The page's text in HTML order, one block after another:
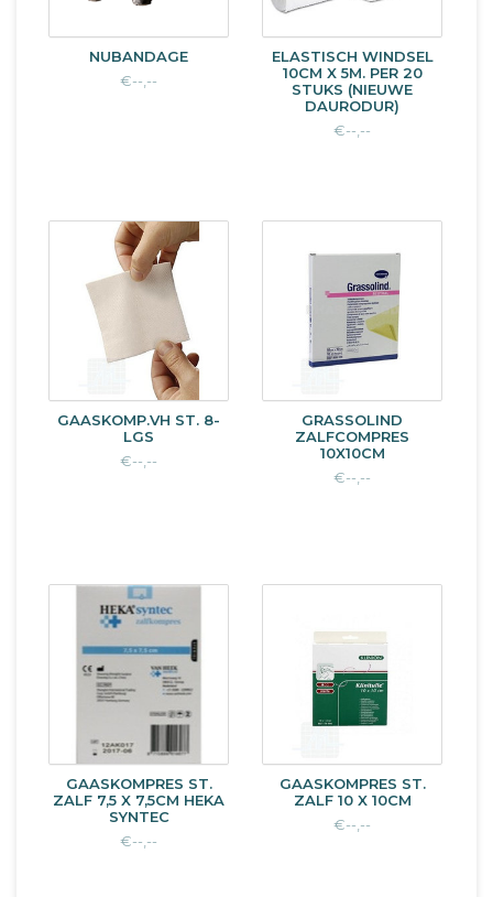
NUBANDAGE
€--,--
ELASTISCH WINDSEL
10CM X 5M. PER 20
STUKS (NIEUWE
DAURODUR)
€--,--
GAASKOMP.VH ST. 8-
LGS
€--,--
GRASSOLIND
ZALFCOMPRES
10X10CM
€--,--
GAASKOMPRES ST.
ZALF 7,5 X 7,5CM HEKA
SYNTEC
€--,--
GAASKOMPRES ST.
ZALF 10 X 10CM
€--,--